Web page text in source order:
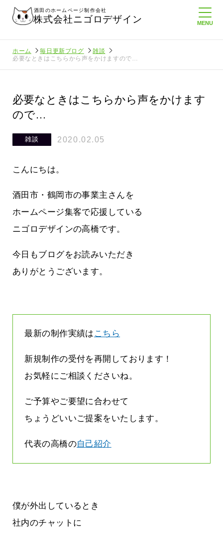
酒田のホームページ制作会社
株式会社ニゴロデザイン
ホーム 毎日更新ブログ
雑談
必要なときはこちらから声をかけますので…
必要なときはこちらから声をかけます
ので…
雑談 2020.02.05
こんにちは。
酒田市・鶴岡市の事業主さんを
ホームページ集客で応援している
ニゴロデザインの高橋です。
今日もブログをお読みいただき
ありがとうございます。
最新の制作実績は こちら
新規制作の受付を再開しております！
お気軽にご相談くださいね。
ご予算やご要望に合わせて
ちょうどいいご提案をいたします。
代表の高橋の自己紹介
僕が外出しているとき
社内のチャットに
ームペ
周りのがんばる経営者さんに負けない
気持ちでホームページで役に立ちたい
2026.07.30